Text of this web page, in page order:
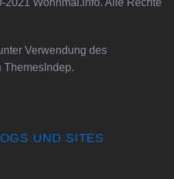
Wohnmal.info. Alle Rechte
Verwendung des
ThemesIndep.
UND SITES